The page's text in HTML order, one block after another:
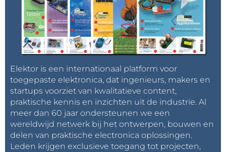
Elektor is een internationaal platform voor
toegepaste elektronica, dat ingenieurs, makers en
startups voorziet van kwalitatieve content,
praktische kennis en inzichten uit de industrie. Al
meer dan 60 jaar ondersteunen we een
wereldwijd netwerk bij het ontwerpen, bouwen en
delen van praktische electronica oplossingen.
Leden krijgen exclusieve toegang tot projecten,